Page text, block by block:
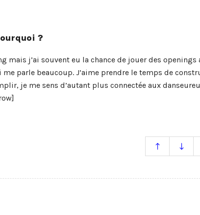
?
mais j’ai souvent eu la chance de jouer des openings
parle beaucoup. J’aime prendre le temps de
je me sens d’autant plus connectée aux